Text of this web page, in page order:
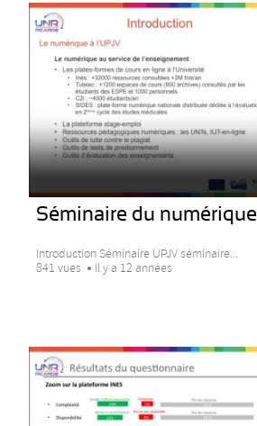
Séminaire du numérique
Introduction Séminaire UPJV séminaire...
841 vues
Il y a 12 années